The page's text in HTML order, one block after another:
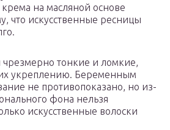
на масляной основе
что искусственные ресницы
тонкие и ломкие,
укреплению. Беременным
не противопоказано, но из-
фона нельзя
искусственные волоски